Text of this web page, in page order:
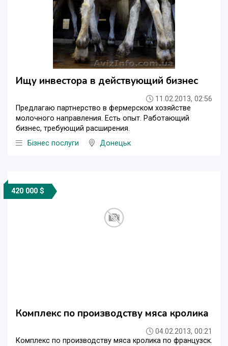
Ищу инвестора в действующий бизнес
11.02.2013, 02:56
Предлагаю партнерство в фермерском хозяйстве
молочного направления. Есть опыт. Работающий
бизнес, требующий расширения.
Бізнес послуги
Донецьк
420 000 $
Комплекс по производству мяса кролика
04.02.2013, 00:21
Комплекс по производству мяса кролика по французск.